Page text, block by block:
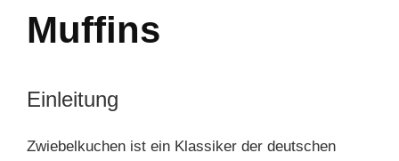
Muffins
Einleitung
Zwiebelkuchen ist ein Klassiker der deutschen